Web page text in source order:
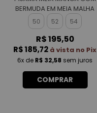
BERMUDA EM MEIA MALHA
MASCULINO
50 52 54
R$ 195,50
R$ 185,72 à vista no Pix
6x de R$ 32,58 sem juros
COMPRAR